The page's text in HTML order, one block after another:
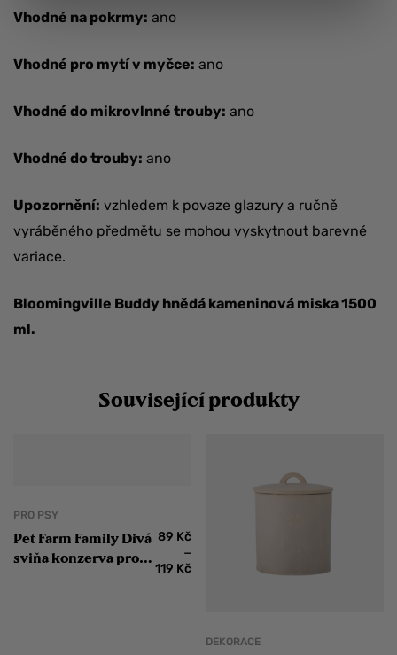
Vhodné na pokrmy: ano
Vhodné pro mytí v myčce: ano
Vhodné do mikrovlnné trouby: ano
Vhodné do trouby: ano
Upozornění: vzhledem k povaze glazury a ručně
vyráběného předmětu se mohou vyskytnout barevné
variace.
Bloomingville Buddy hnědá kameninová miska 1500
ml.
Související produkty
PRO PSY
Pet Farm Family Divá
sviňa konzerva pro
89 Kč
–
119 Kč
DEKORACE